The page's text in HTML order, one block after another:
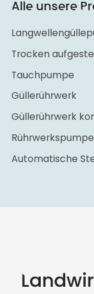
Alle unsere
Trocken
Tauchpumpe
Güllerührwerk
Güllerührwerk
Rührwerkspumpe
Automatische